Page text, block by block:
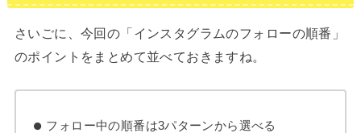
さいごに、今回の「インスタグラムのフォローの順番」
のポイントをまとめて並べておきますね。
フォロー中の順番は3パターンから選べる